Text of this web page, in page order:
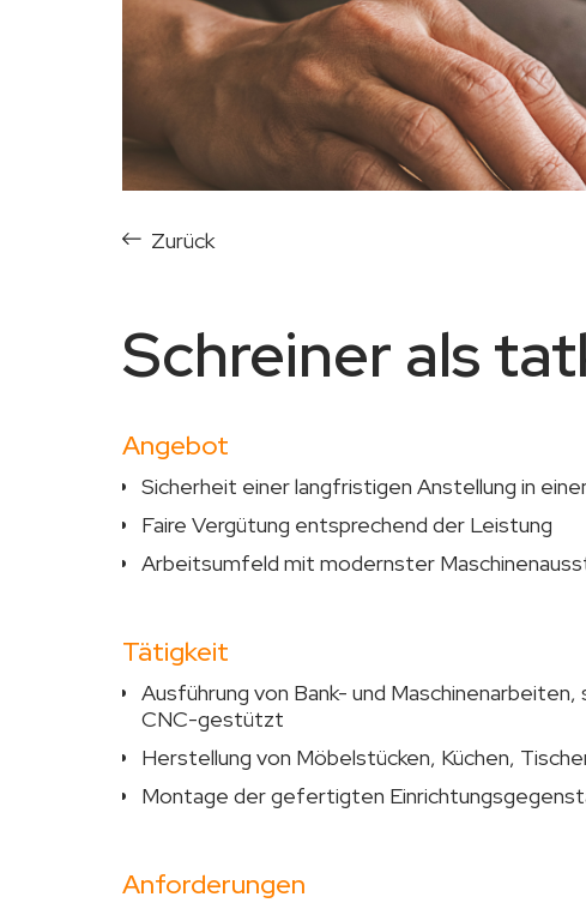
Zurück
Schreiner als
Angebot
Sicherheit einer langfristigen Anstellung in
Faire Vergütung entsprechend der Leistung
Arbeitsumfeld mit modernster
Tätigkeit
Ausführung von Bank- und Maschinenarbeiten,
CNC-gestützt
Herstellung von Möbelstücken, Küchen,
Montage der gefertigten
Anforderungen